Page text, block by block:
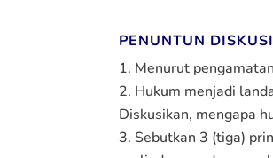
PENUNTUN DISKUSI
Menurut
Hukum menjadi
Diskusikan, mengapa
Sebutkan 3 (tiga)